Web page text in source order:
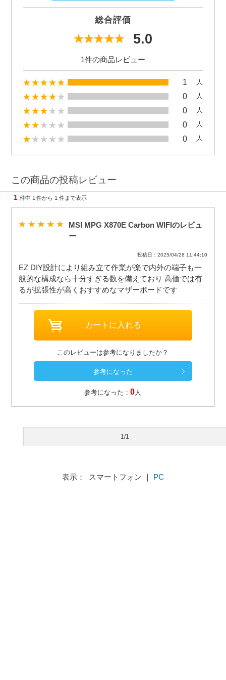
総合評価
5.0
1件の商品レビュー
1 人
0 人
0 人
0 人
0 人
この商品の投稿レビュー
1 件中 1 件から 1 件まで表示
MSI MPG X870E Carbon WIFIのレビュ
ー
投稿日：2025/04/28 11:44:10
EZ DIY設計により組み立て作業が楽で内外の端子も一
般的な構成なら十分すぎる数を備えており 高価では有
るが拡張性が高くおすすめなマザーボードです
このレビューは参考になりましたか？
参考になった：0人
1/1
表示： スマートフォン ｜ PC